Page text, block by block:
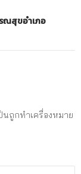
ณสุขอำเภอ
นถูกทำเครื่องหมาย